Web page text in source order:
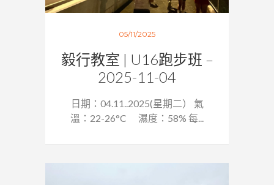
05/11/2025
毅行教室 | U16跑步班 –
2025-11-04
日期：04.11..2025(星期二） 氣
溫：22-26°C 濕度：58% 每...